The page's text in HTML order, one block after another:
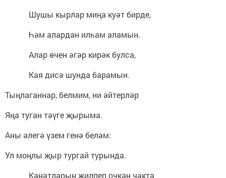
Шушы кырлар миңа куәт бирде,
Һәм алардан илһам аламын.
Алар өчен әгәр кирәк булса,
Кая дисә шунда барамын.
Тыңлаганнар, белмим, ни әйтерләр
Яңа туган тәүге җырыма.
Аны әлегә үзем генә беләм:
Ул моңлы җыр тургай турында.
Канатларын җилпеп очкан чакта